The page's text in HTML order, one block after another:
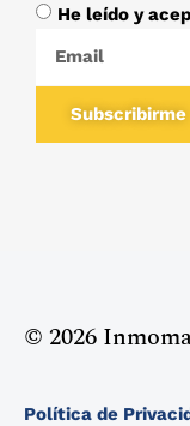
He leído y
Subscribirme
© 2026
Política de